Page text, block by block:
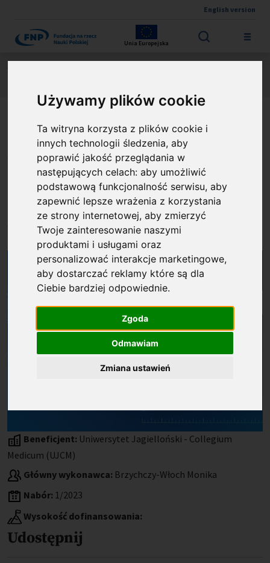
Używamy plików cookie
Ta witryna korzysta z plików cookie i
innych technologii śledzenia, aby
poprawić jakość przeglądania w
następujących celach:aby umożliwić
podstawową funkcjonalność serwisu,aby
zapewnić lepsze wrażenia z korzystania
ze strony internetowej,aby zmierzyć
Twoje zainteresowanie naszymi
produktami i usługami oraz
personalizować interakcje marketingowe,
aby dostarczać reklamy które są dla
Ciebie bardziej odpowiednie.
Zgoda
Odmawiam
Zmiana ustawień
English version
Unia Europejska
Inteligentna walka ze sepsą -
innowacyjne wykorzystanie
sztucznej inteligencji w
szybkiej diagnostyce
mikrobiologicznej sepsy
Beneficjent: Uniwersytet Jagielloński - Collegium
Medicum (UJCM)
Główny wykonawca: Brzychczy-Włoch Monika
Nabór: 1/2023
Wysokość dofinansowania:
Udostępnij